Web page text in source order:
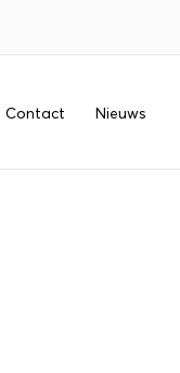
Contact Nieuws